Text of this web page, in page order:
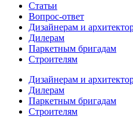
Статьи
Вопрос-ответ
Дизайнерам и
Дилерам
Паркетным бригадам
Строителям
Дизайнерам и
Дилерам
Паркетным бригадам
Строителям